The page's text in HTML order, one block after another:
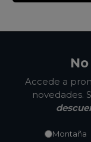
Accede a
novedades.
Montaña